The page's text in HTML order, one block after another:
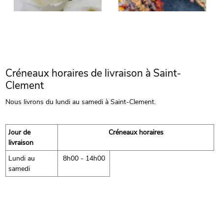
Créneaux horaires de livraison à Saint-
Clement
Nous livrons du lundi au samedi à Saint-Clement.
Jour de
livraison
Créneaux horaires
Lundi au
samedi
8h00 - 14h00